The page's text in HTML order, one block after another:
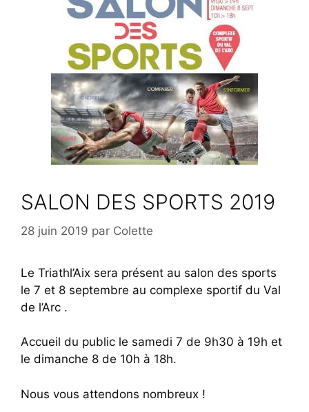
SALON DES SPORTS 2019
28 juin 2019 par Colette
Le Triathl’Aix sera présent au salon des sports
le 7 et 8 septembre au complexe sportif du Val
de l’Arc .
Accueil du public le samedi 7 de 9h30 à 19h et
le dimanche 8 de 10h à 18h.
Nous vous attendons nombreux !